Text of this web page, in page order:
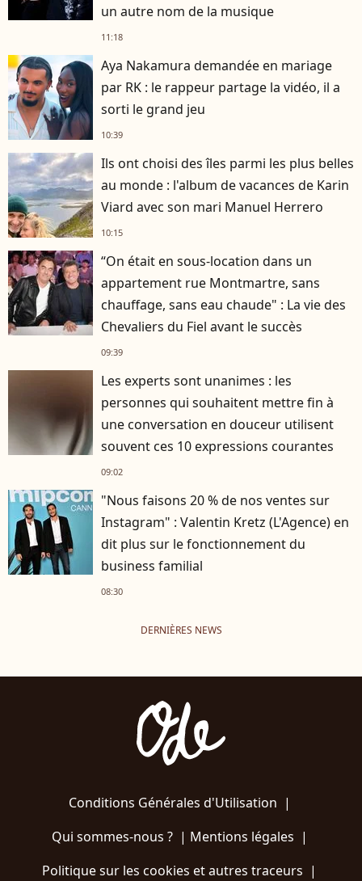
un autre nom de la musique
11:18
Aya Nakamura demandée en mariage
par RK : le rappeur partage la vidéo, il a
sorti le grand jeu
10:39
Ils ont choisi des îles parmi les plus belles
au monde : l'album de vacances de Karin
Viard avec son mari Manuel Herrero
10:15
“On était en sous-location dans un
appartement rue Montmartre, sans
chauffage, sans eau chaude" : La vie des
Chevaliers du Fiel avant le succès
09:39
Les experts sont unanimes : les
personnes qui souhaitent mettre fin à
une conversation en douceur utilisent
souvent ces 10 expressions courantes
09:02
"Nous faisons 20 % de nos ventes sur
Instagram" : Valentin Kretz (L'Agence) en
dit plus sur le fonctionnement du
business familial
08:30
DERNIÈRES NEWS
Conditions Générales d'Utilisation |
Qui sommes-nous ?| Mentions légales |
Politique sur les cookies et autres traceurs |